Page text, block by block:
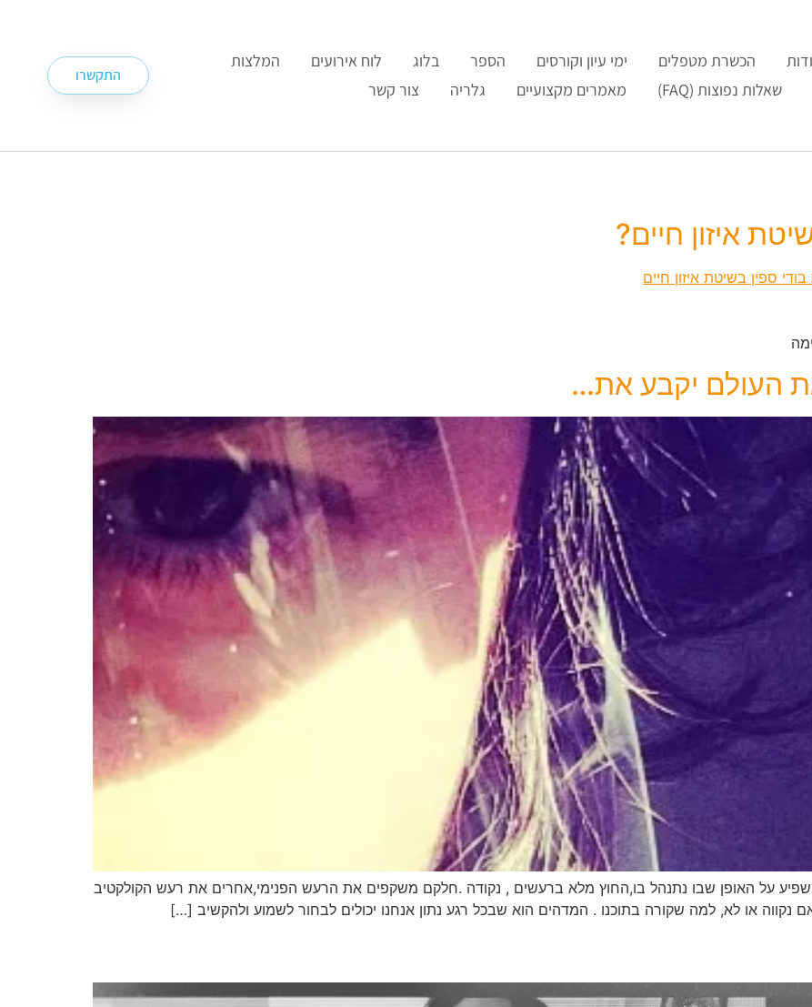
הכשרת מטפלים ימי עיון וקורסים הספר בלוג לוח אירועים
המלצות
שאלות נפוצות (FAQ)
מאמרים מקצועיים גלריה צור קשר
התקשרו
איזון חיים?
העולם יקבע את…
על האופן שבו נתנהל בו,החוץ מלא ברעשים , נקודה .חלקם משקפים את הרעש הפנימי,אחרים את רעש הקולקטיב
נקווה או לא, למה שקורה בתוכנו . המדהים הוא שבכל רגע נתון אנחנו יכולים לבחור לשמוע ולהקשיב […]